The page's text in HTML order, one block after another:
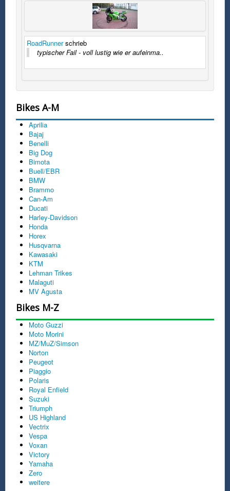
RoadRunnerschrieb
typischer Fail - voll lustig wie er aufeinma..
Bikes A-M
Aprilia
Bajaj
Benelli
Big Dog
Bimota
Buell/EBR
BMW
Brammo
Can-Am
Ducati
Harley-Davidson
Honda
Horex
Husqvarna
Kawasaki
KTM
Lehman Trikes
Malaguti
MV Agusta
Bikes M-Z
Moto Guzzi
Moto Morini
MZ/MuZ/Simson
Norton
Peugeot
Piaggio
Polaris
Royal Enfield
Suzuki
Triumph
US Highland
Vectrix
Vespa
Voxan
Victory
Yamaha
Zero
weitere